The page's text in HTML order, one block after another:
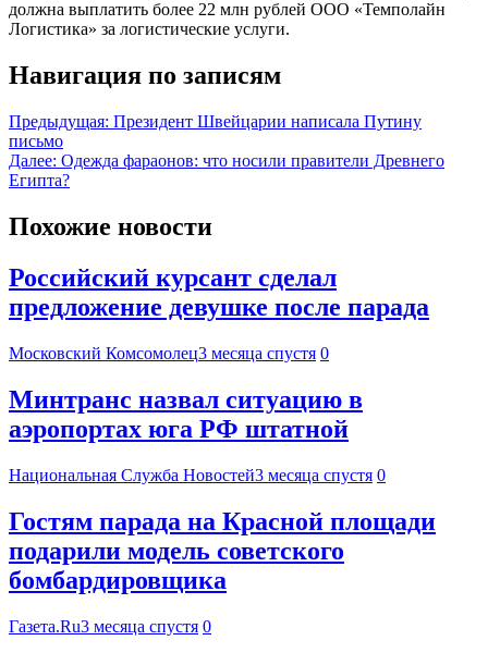
должна выплатить более 22 млн рублей ООО «Темполайн
Логистика» за логистические услуги.
Навигация по записям
Предыдущая: Президент Швейцарии написала Путину
письмо
Далее: Одежда фараонов: что носили правители Древнего
Египта?
Похожие новости
Российский курсант сделал
предложение девушке после парада
Московский Комсомолец3 месяца спустя 0
Минтранс назвал ситуацию в
аэропортах юга РФ штатной
Национальная Служба Новостей3 месяца спустя 0
Гостям парада на Красной площади
подарили модель советского
бомбардировщика
Газета.Ru3 месяца спустя 0